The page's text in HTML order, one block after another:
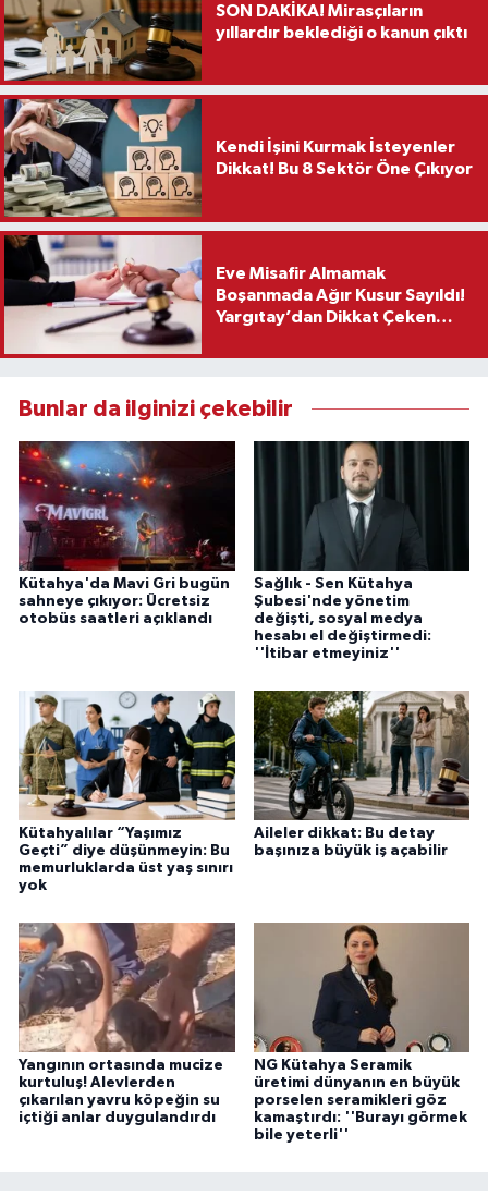
SON DAKİKA! Mirasçıların
yıllardır beklediği o kanun çıktı
Kendi İşini Kurmak İsteyenler
Dikkat! Bu 8 Sektör Öne Çıkıyor
Eve Misafir Almamak
Boşanmada Ağır Kusur Sayıldı!
Yargıtay’dan Dikkat Çeken
Bunlar da ilginizi çekebilir
Kütahya'da Mavi Gri bugün
sahneye çıkıyor: Ücretsiz
otobüs saatleri açıklandı
Sağlık - Sen Kütahya
Şubesi'nde yönetim
değişti, sosyal medya
hesabı el değiştirmedi:
''İtibar etmeyiniz''
Kütahyalılar “Yaşımız
Geçti” diye düşünmeyin: Bu
memurluklarda üst yaş sınırı
yok
Aileler dikkat: Bu detay
başınıza büyük iş açabilir
Yangının ortasında mucize
kurtuluş! Alevlerden
çıkarılan yavru köpeğin su
içtiği anlar duygulandırdı
NG Kütahya Seramik
üretimi dünyanın en büyük
porselen seramikleri göz
kamaştırdı: ''Burayı görmek
bile yeterli''